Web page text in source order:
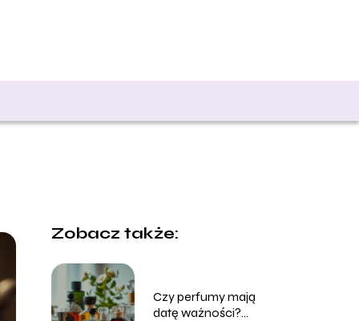
Zobacz także:
Czy perfumy mają
datę ważności?